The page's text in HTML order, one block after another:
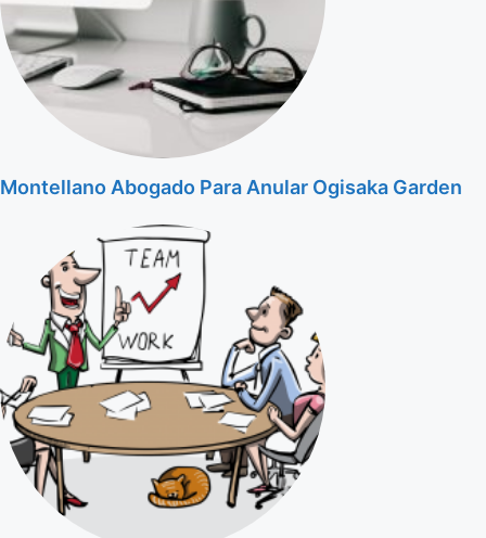
Montellano Abogado Para Anular Ogisaka Garden